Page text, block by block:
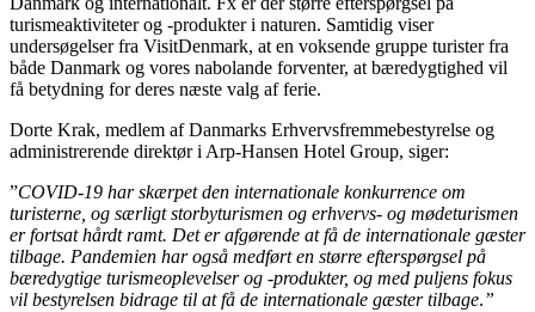
turismeaktiviteter og -produkter i naturen. Samtidig viser
undersøgelser fra VisitDenmark, at en voksende gruppe turister fra
både Danmark og vores nabolande forventer, at bæredygtighed vil
få betydning for deres næste valg af ferie.
Dorte Krak, medlem af Danmarks Erhvervsfremmebestyrelse og
administrerende direktør i Arp-Hansen Hotel Group, siger:
”COVID-19 har skærpet den internationale konkurrence om
turisterne, og særligt storbyturismen og erhvervs- og mødeturismen
er fortsat hårdt ramt. Det er afgørende at få de internationale gæster
tilbage. Pandemien har også medført en større efterspørgsel på
bæredygtige turismeoplevelser og -produkter, og med puljens fokus
vil bestyrelsen bidrage til at få de internationale gæster tilbage.”